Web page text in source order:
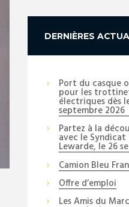
DERNIÈRES
Port du casque
pour les
électriques dès
septembre 2026
Partez à la
avec le
Lewarde, le 26
Camion Bleu
Offre d’emploi
Les Amis du